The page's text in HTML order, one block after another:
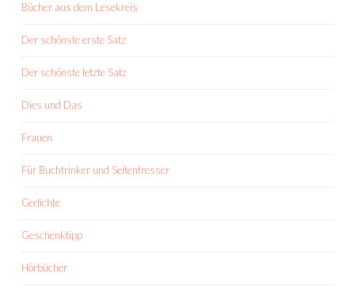
Bücher aus dem Lesekreis
Der schönste erste Satz
Der schönste letzte Satz
Dies und Das
Frauen
Für Buchtrinker und Seitenfresser
Gedichte
Geschenktipp
Hörbücher